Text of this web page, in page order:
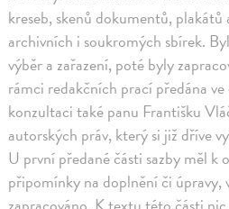
kreseb, skenů dokumentů,
archivních i soukromých sbírek.
výběr a zařazení, poté byly
rámci redakčních prací předána
konzultaci také panu Františku
autorských práv, který si již dříve
U první předané části sazby měl k
připomínky na doplnění či úpravy,